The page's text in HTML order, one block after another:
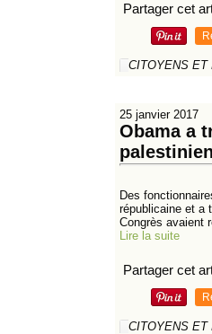
Partager cet
CITOYENS ET
25 janvier 2017
Obama a
Des
républicaine et a
Congrès avaient
Lire la suite
Partager cet
CITOYENS ET